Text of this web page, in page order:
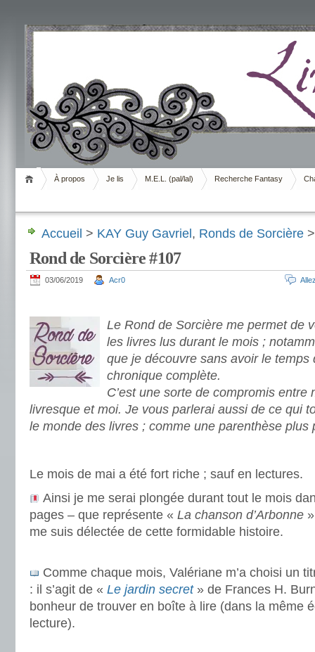
Livrement
À propos Je lis M.E.L. (pal/lal) Recherche Fantasy
Accueil > KAY Guy Gavriel , Ronds de Sorcière
Rond de Sorcière #107
03/06/2019 Acr0
Le Rond de Sorcière me permet de
les livres lus durant le mois ;
que je découvre sans avoir le temps
chronique complète.
C’est une sorte de compromis entre
livresque et moi. Je vous parlerai aussi de ce qui
le monde des livres ; comme une parenthèse plus
Le mois de mai a été fort riche ; sauf en lectures.
Ainsi je me serai plongée durant tout le mois
pages – que représente « La chanson d’Arbonne
me suis délectée de cette formidable histoire.
Comme chaque mois, Valériane m’a choisi un
: il s’agit de « Le jardin secret» de Frances H.
bonheur de trouver en boîte à lire (dans la même
lecture).